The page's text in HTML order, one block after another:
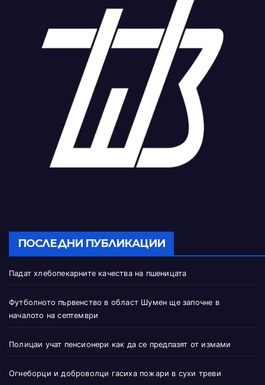
ПОСЛЕДНИ ПУБЛИКАЦИИ
Падат хлебопекарните качества на пшеницата
Футболното първенство в област Шумен ще започне в
началото на септември
Полицаи учат пенсионери как да се предпазят от измами
Огнеборци и доброволци гасиха пожари в сухи треви